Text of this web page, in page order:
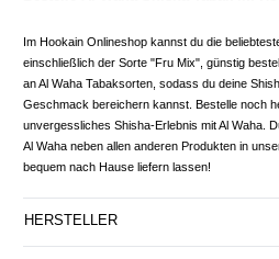
Im Hookain Onlineshop kannst du die
einschließlich der Sorte "Fru Mix", günstig
an Al Waha Tabaksorten, sodass du deine
Geschmack bereichern kannst. Bestelle noch
unvergessliches Shisha-Erlebnis mit Al Waha.
Al Waha neben allen anderen Produkten in
bequem nach Hause liefern lassen!
HERSTELLER